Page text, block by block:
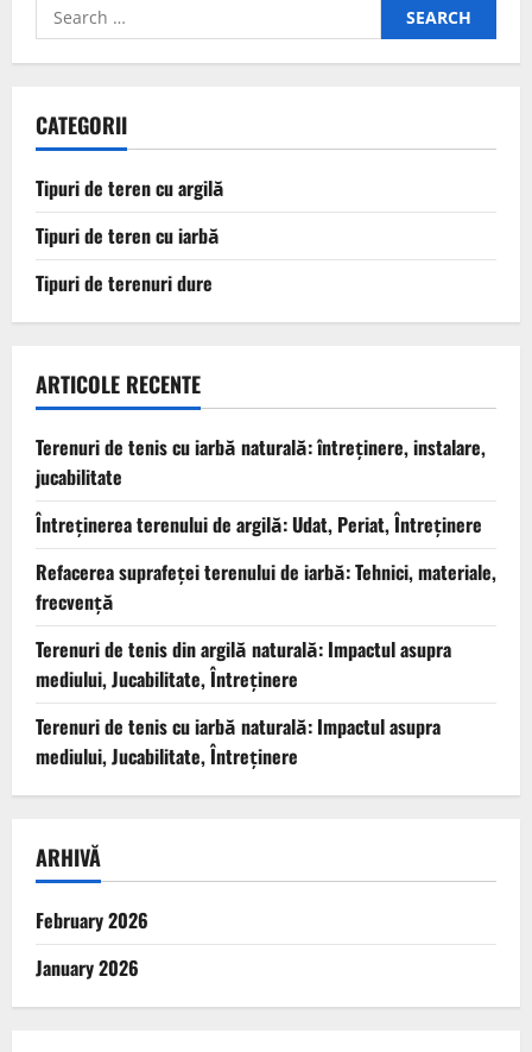
Search
for:
CATEGORII
Tipuri de teren cu argilă
Tipuri de teren cu iarbă
Tipuri de terenuri dure
ARTICOLE RECENTE
Terenuri de tenis cu iarbă naturală: întreținere, instalare,
jucabilitate
Întreținerea terenului de argilă: Udat, Periat, Întreținere
Refacerea suprafeței terenului de iarbă: Tehnici, materiale,
frecvență
Terenuri de tenis din argilă naturală: Impactul asupra
mediului, Jucabilitate, Întreținere
Terenuri de tenis cu iarbă naturală: Impactul asupra
mediului, Jucabilitate, Întreținere
ARHIVĂ
February 2026
January 2026